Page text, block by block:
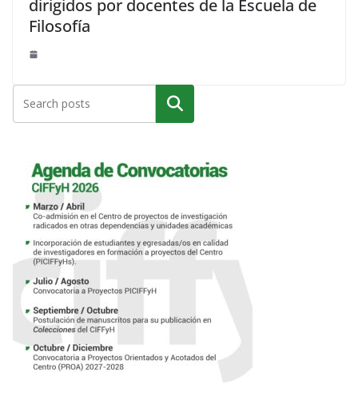
dirigidos por docentes de la Escuela de
Filosofía
Buscar